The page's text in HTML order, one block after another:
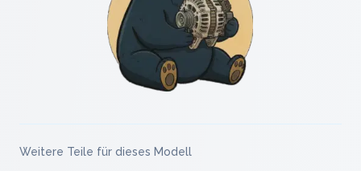
Weitere Teile für dieses Modell